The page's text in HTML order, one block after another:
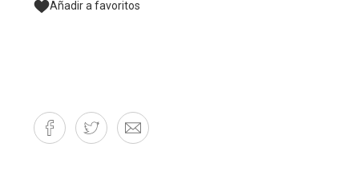
Añadir a favoritos